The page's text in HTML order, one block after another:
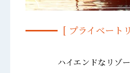
[ プライベート
ハイエンドなリゾ